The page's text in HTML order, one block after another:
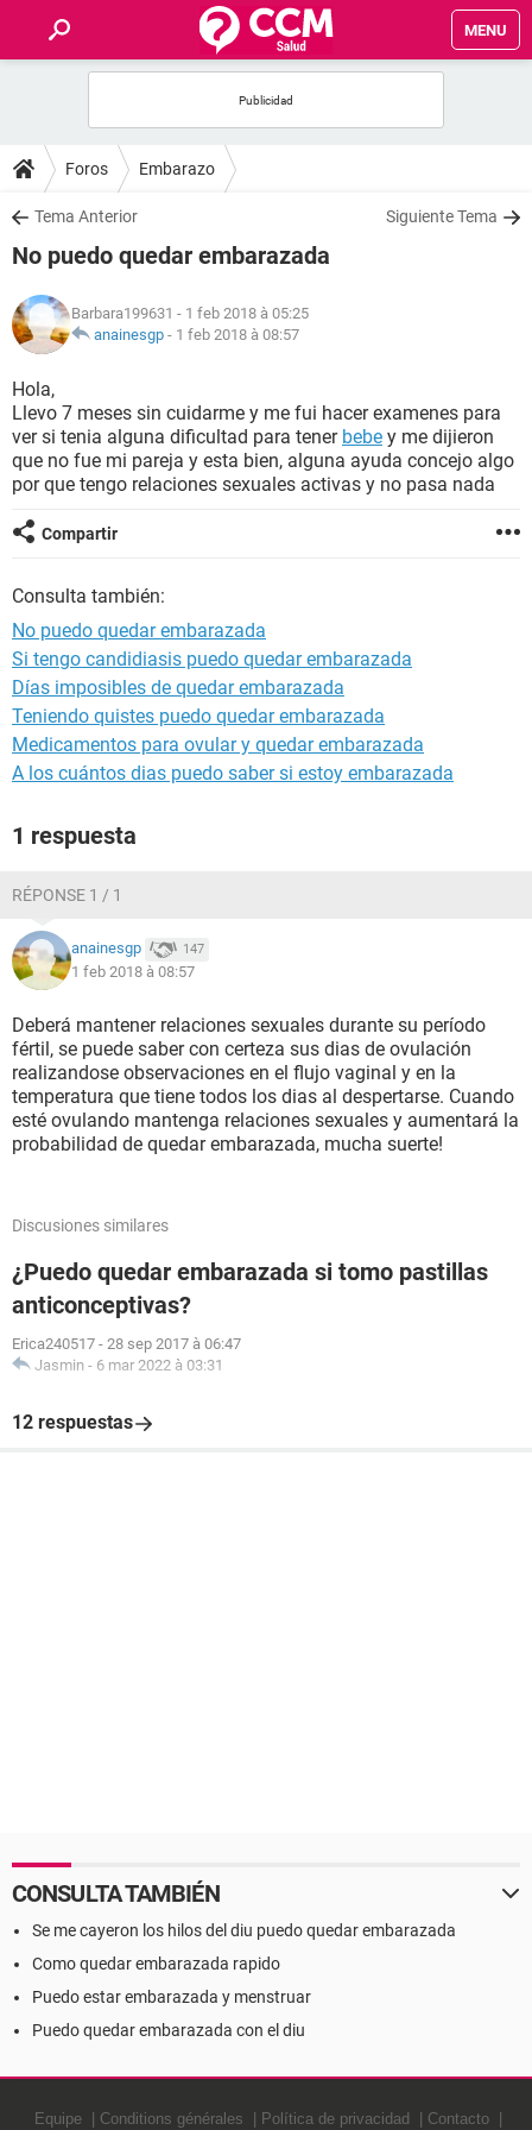
MENU
FORUMS
SALUD
FAMILIA
NUTRICIÓN
BIENESTAR
SEXUALIDAD
GLOSARIO
Foros Embarazo
Tema Anterior Siguiente Tema
No puedo quedar embarazada
Barbara199631 - 1 feb 2018 à 05:25
anainesgp - 1 feb 2018 à 08:57
Hola,
Llevo 7 meses sin cuidarme y me fui hacer examenes para
ver si tenia alguna dificultad para tener bebe y me dijieron
que no fue mi pareja y esta bien, alguna ayuda concejo algo
por que tengo relaciones sexuales activas y no pasa nada
Compartir
Consulta también:
No puedo quedar embarazada
Si tengo candidiasis puedo quedar embarazada
Días imposibles de quedar embarazada
Teniendo quistes puedo quedar embarazada
Medicamentos para ovular y quedar embarazada
A los cuántos dias puedo saber si estoy embarazada
1 respuesta
RÉPONSE 1 / 1
anainesgp 147
1 feb 2018 à 08:57
Deberá mantener relaciones sexuales durante su período
fértil, se puede saber con certeza sus dias de ovulación
realizandose observaciones en el flujo vaginal y en la
temperatura que tiene todos los dias al despertarse. Cuando
esté ovulando mantenga relaciones sexuales y aumentará la
probabilidad de quedar embarazada, mucha suerte!
Discusiones similares
¿Puedo quedar embarazada si tomo pastillas
anticonceptivas?
Erica240517 - 28 sep 2017 à 06:47
Jasmin - 6 mar 2022 à 03:31
12 respuestas
CONSULTA TAMBIÉN
Se me cayeron los hilos del diu puedo quedar embarazada
Como quedar embarazada rapido
Puedo estar embarazada y menstruar
Puedo quedar embarazada con el diu
Equipe Conditions générales Política de privacidad Contacto